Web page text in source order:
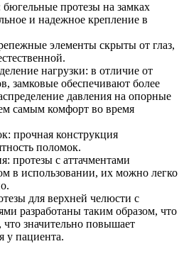
протезы на замках
и надежное крепление в
элементы скрыты от глаз,
нагрузки: в отличие от
замковые обеспечивают более
давления на опорные
самым комфорт во время
прочная конструкция
поломок.
протезы с аттачментами
в использовании, их можно легко
для верхней челюсти с
разработаны таким образом, что
значительно повышает
у пациента.